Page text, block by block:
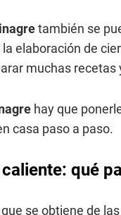
también se
la elaboración de
muchas
hay que
casa paso a paso.
qué
se obtiene de